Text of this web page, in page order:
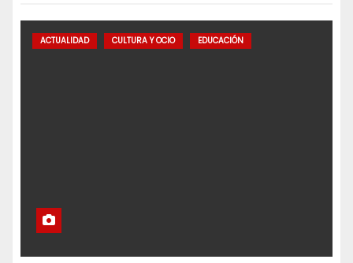
ACTUALIDAD CULTURA Y OCIO EDUCACIÓN